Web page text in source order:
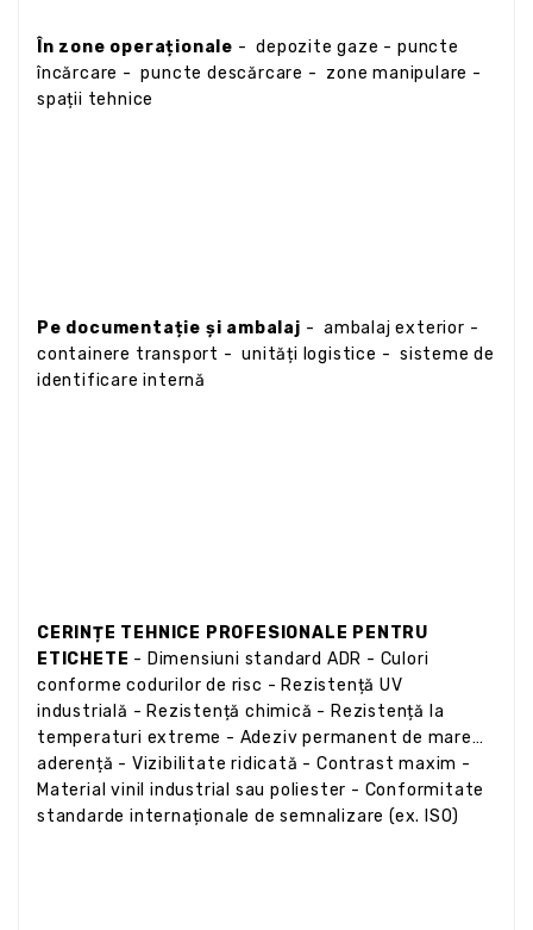
În zone operaționale - depozite gaze - puncte
încărcare - puncte descărcare - zone manipulare -
spații tehnice
Pe documentație și ambalaj - ambalaj exterior -
containere transport - unități logistice - sisteme de
identificare internă
CERINȚE TEHNICE PROFESIONALE PENTRU
ETICHETE - Dimensiuni standard ADR - Culori
conforme codurilor de risc - Rezistență UV
industrială - Rezistență chimică - Rezistență la
temperaturi extreme - Adeziv permanent de mare
aderență - Vizibilitate ridicată - Contrast maxim -
Material vinil industrial sau poliester - Conformitate
standarde internaționale de semnalizare (ex. ISO)